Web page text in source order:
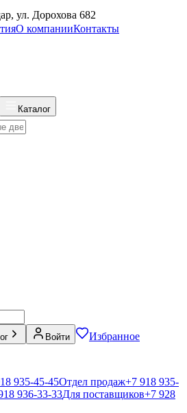
ул. Дорохова 682
О компанииКонтакты
Каталог
Войти
Избранное
935-45-45Отдел продаж+7 918 935-
936-33-33Для поставщиков+7 928